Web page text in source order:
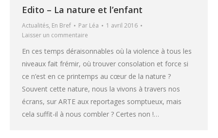
Edito – La nature et l’enfant
Actualités, En Bref Par Léa
1 avril 2016
Laisser un commentaire
En ces temps déraisonnables où la violence à tous les
niveaux fait frémir, où trouver consolation et force si
ce n’est en ce printemps au cœur de la nature ?
Souvent cette nature, nous la vivons à travers nos
écrans, sur ARTE aux reportages somptueux, mais
cela suffit-il à nous combler ? Certes non !…